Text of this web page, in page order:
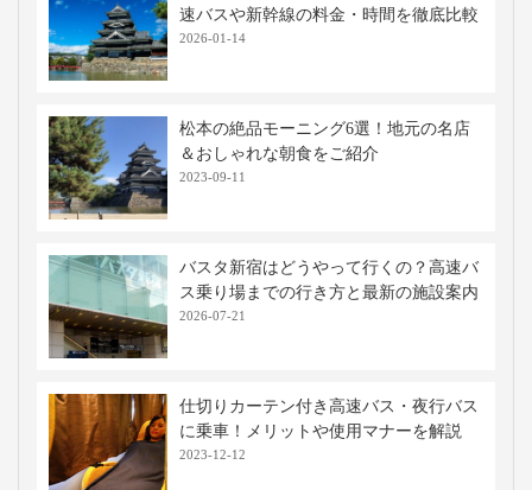
速バスや新幹線の料金・時間を徹底比較
2026-01-14
松本の絶品モーニング6選！地元の名店
＆おしゃれな朝食をご紹介
2023-09-11
バスタ新宿はどうやって行くの？高速バ
ス乗り場までの行き方と最新の施設案内
2026-07-21
仕切りカーテン付き高速バス・夜行バス
に乗車！メリットや使用マナーを解説
2023-12-12